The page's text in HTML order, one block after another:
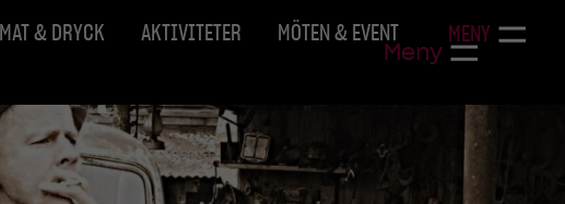
MAT & DRYCK AKTIVITETER MÖTEN & EVENT MENY
Meny